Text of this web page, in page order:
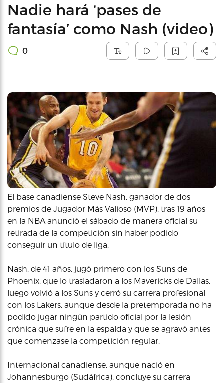
Nadie hará ‘pases de
fantasía’ como Nash (video)
0
El base canadiense Steve Nash, ganador de dos
premios de Jugador Más Valioso (MVP), tras 19 años
en la NBA anunció el sábado de manera oficial su
retirada de la competición sin haber podido
conseguir un título de liga.
Nash, de 41 años, jugó primero con los Suns de
Phoenix, que lo trasladaron a los Mavericks de Dallas,
luego volvió a los Suns y cerró su carrera profesional
con los Lakers, aunque desde la pretemporada no ha
podido jugar ningún partido oficial por la lesión
crónica que sufre en la espalda y que se agravó antes
que comenzase la competición regular.
Internacional canadiense, aunque nació en
Johannesburgo (Sudáfrica), concluye su carrera